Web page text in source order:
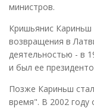
министров.
Кришьянис
возвращения в
деятельностью - в
и был ее
Позже Кариньш
время". В 2002 году